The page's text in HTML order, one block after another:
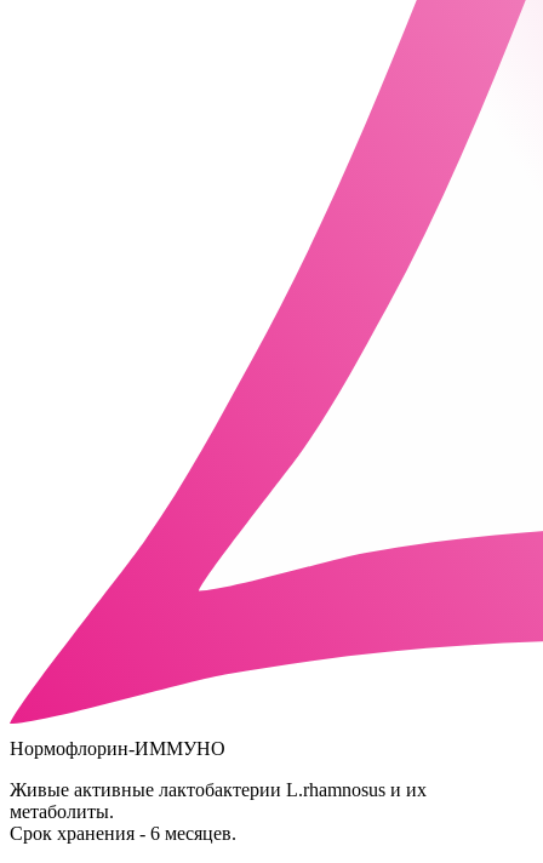
Нормофлорин-ИММУНО
Живые активные лактобактерии L.rhamnosus и их
метаболиты.
Срок хранения - 6 месяцев.